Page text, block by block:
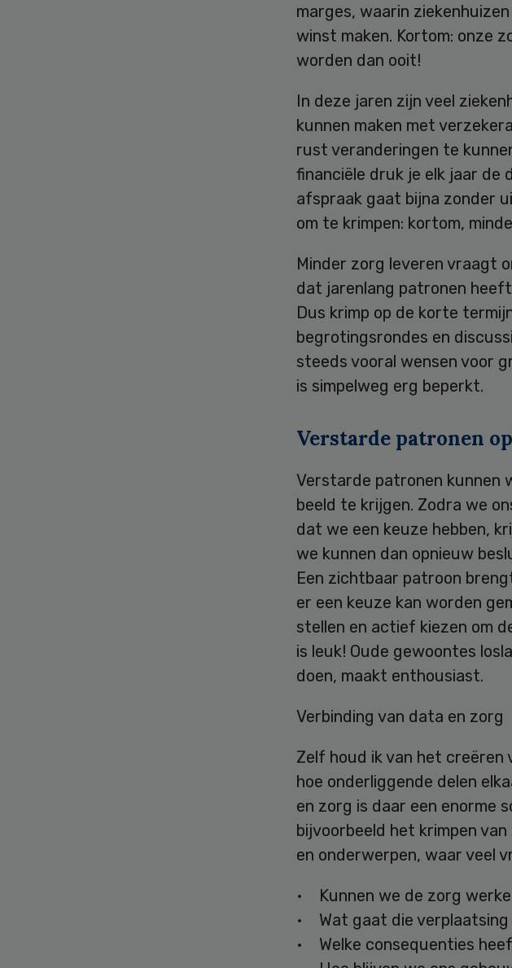
marges, waarin
winst maken. Kortom: onze
worden dan ooit!
In deze jaren zijn veel
kunnen maken met
rust veranderingen te
financiële druk je elk jaar de
afspraak gaat bijna zonder
om te krimpen: kortom,
Minder zorg leveren vraagt
dat jarenlang patronen
Dus krimp op de korte
begrotingsrondes en
steeds vooral wensen voor
is simpelweg erg beperkt.
Verstarde patronen
Verstarde patronen kunnen
beeld te krijgen. Zodra we
dat we een keuze hebben,
we kunnen dan opnieuw
Een zichtbaar patroon
er een keuze kan worden
stellen en actief kiezen om
is leuk! Oude gewoontes
doen, maakt enthousiast.
Verbinding van data en zorg
Zelf houd ik van het
hoe onderliggende delen
en zorg is daar een enorme
bijvoorbeeld het krimpen
en onderwerpen, waar veel
• Kunnen we de zorg
• Wat gaat die verplaatsing
• Welke consequenties